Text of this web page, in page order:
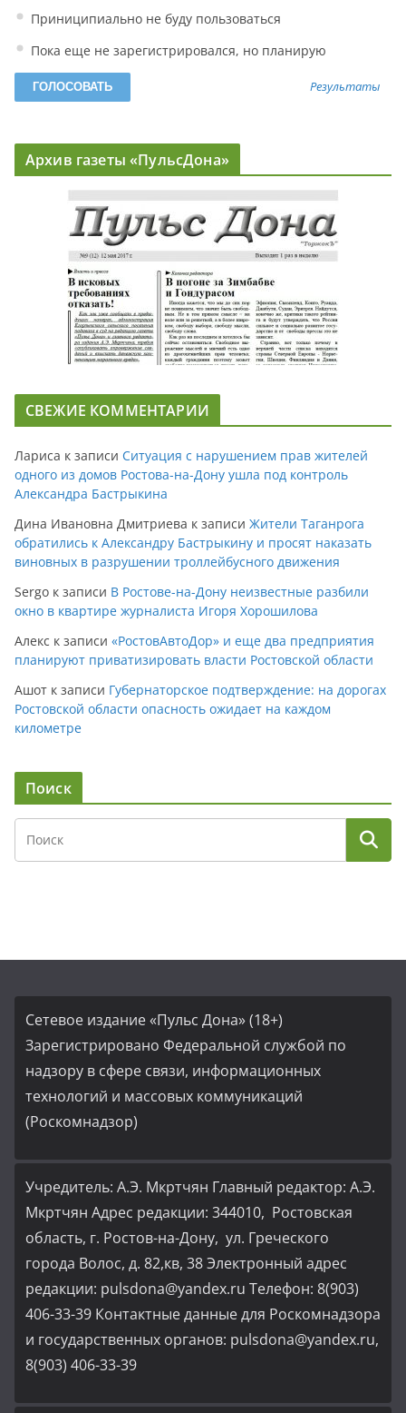
Приниципиально не буду пользоваться
Пока еще не зарегистрировался, но планирую
Результаты
Архив газеты «ПульсДона»
СВЕЖИЕ КОММЕНТАРИИ
Лариса к записи Ситуация с нарушением прав жителей
одного из домов Ростова-на-Дону ушла под контроль
Александра Бастрыкина
Дина Ивановна Дмитриева к записи Жители Таганрога
обратились к Александру Бастрыкину и просят наказать
виновных в разрушении троллейбусного движения
Sergo к записи В Ростове-на-Дону неизвестные разбили
окно в квартире журналиста Игоря Хорошилова
Алекс к записи «РостовАвтоДор» и еще два предприятия
планируют приватизировать власти Ростовской области
Ашот к записи Губернаторское подтверждение: на дорогах
Ростовской области опасность ожидает на каждом
километре
Поиск
Сетевое издание «Пульс Дона» (18+)
Зарегистрировано Федеральной службой по
надзору в сфере связи, информационных
технологий и массовых коммуникаций
(Роскомнадзор)
Учредитель: А.Э. Мкртчян Главный редактор: А.Э.
Мкртчян Адрес редакции: 344010, Ростовская
область, г. Ростов-на-Дону, ул. Греческого
города Волос, д. 82,кв, 38 Электронный адрес
редакции: pulsdona@yandex.ru Телефон: 8(903)
406-33-39 Контактные данные для Роскомнадзора
и государственных органов: pulsdona@yandex.ru,
8(903) 406-33-39